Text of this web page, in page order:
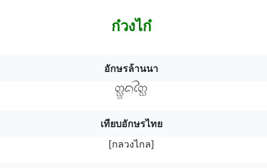
ก๋วงไก๋
อักษรล้านนา
กลฯวฯงไกลฯ
เทียบอักษรไทย
[กลวงไกล]